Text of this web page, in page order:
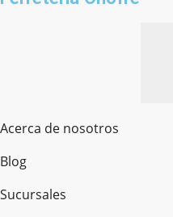
Acerca de nosotros
Blog
Sucursales